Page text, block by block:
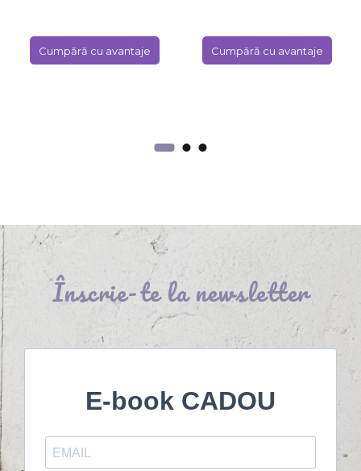
Cumpără cu avantaje Cumpără cu avantaje
Înscrie-te la newsletter